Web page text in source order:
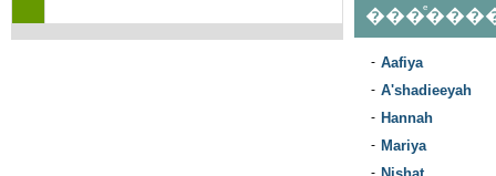
- Aafiya
- A'shadieeyah
- Hannah
- Mariya
-